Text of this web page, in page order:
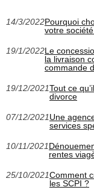
14/3/2022Pourquoi
votre
19/1/2022Le
la livraison
commande
19/12/2021Tout ce
divorce
07/12/2021Une
services
10/11/2021
rentes
25/10/2021Comment
les SCPI ?